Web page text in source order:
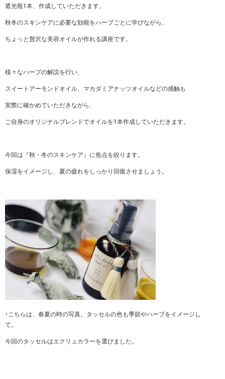
遮光瓶1本、作成していただきます。
秋冬のスキンケアに必要な効能をハーブごとに学びながら、
ちょっと贅沢な美容オイルが作れる講座です。
様々なハーブの解説を行い、
スイートアーモンドオイル、マカダミアナッツオイルなどの感触も
実際に確かめていただきながら、
ご自身のオリジナルブレンドでオイルを1本作成していただきます。
今回は『秋・冬のスキンケア』に焦点を絞ります。
保湿をイメージし、夏の疲れをしっかり回復させましょう。
↑こちらは、春夏の時の写真。タッセルの色も季節やハーブをイメージし
て。
今回のタッセルはエクリュカラーを選びました。